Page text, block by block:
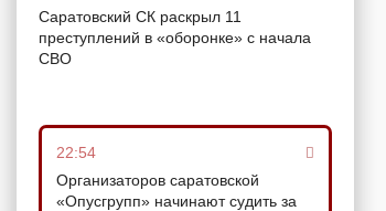
Саратовский СК раскрыл 11
преступлений в «оборонке» с начала
СВО
22:54
Организаторов саратовской
«Опусгрупп» начинают судить за